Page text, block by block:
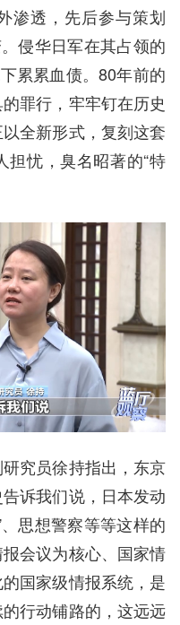
渗透，先后参与策划
侵华日军在其占领的
累累血债。80年前的
罪行，牢牢钉在历史
全新形式，复刻这套
担忧，臭名昭著的“特
究员徐持指出，东京
诉我们说，日本发动
思想警察等等这样的
会议为核心、国家情
国家级情报系统，是
行动铺路的，这远远